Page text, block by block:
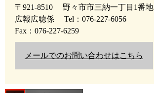
〒921-8510
野々市市三納一丁目1番地
広報広聴係
Tel：076-227-6056
Fax：076-227-6259
メールでのお問い合わせはこちら